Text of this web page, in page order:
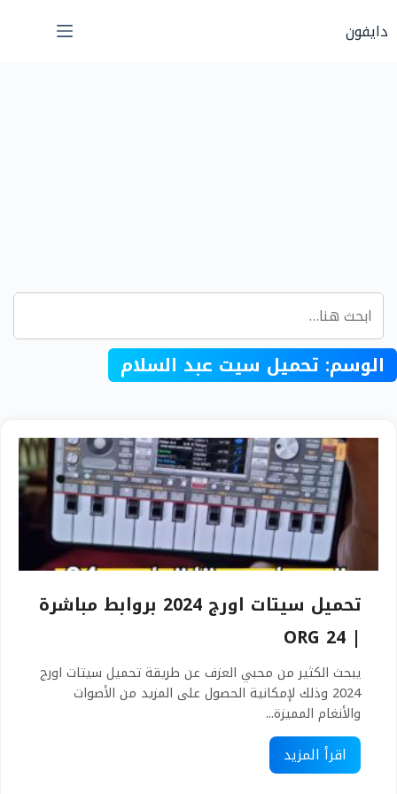
إلىدايفون
الوسم: تحميل سيت عبد السلام
تحميل سيتات اورج 2024 بروابط مباشرة
| ORG 24
يبحث الكثير من محبي العزف عن طريقة تحميل سيتات اورج
2024 وذلك لإمكانية الحصول على المزيد من الأصوات
والأنغام المميزة...
اقرأ المزيد